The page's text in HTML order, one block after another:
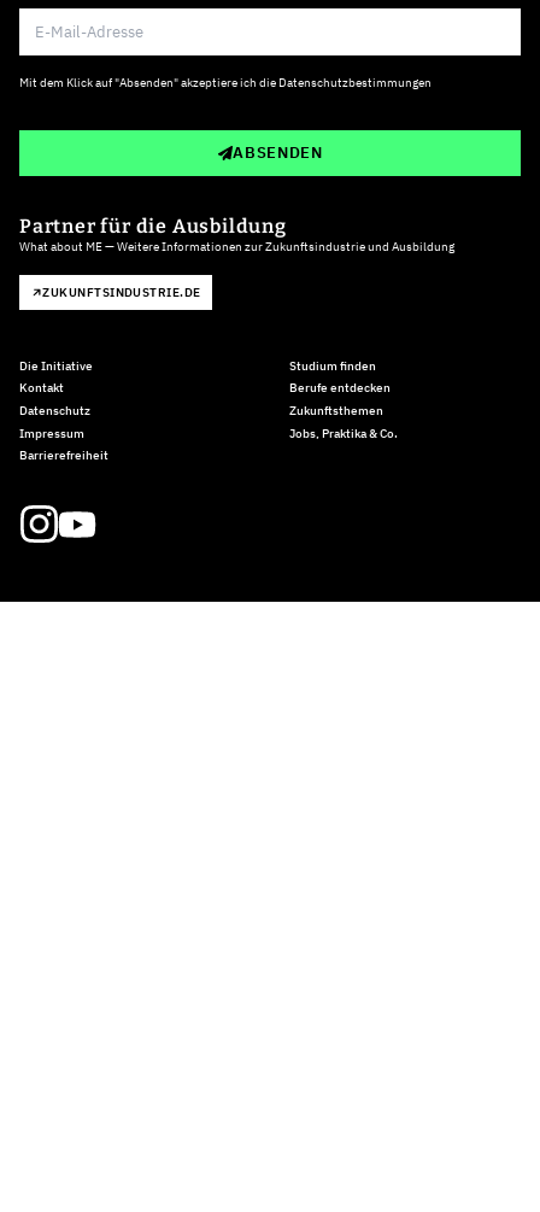
Mit dem Klick auf "Absenden" akzeptiere ich die Datenschutzbestimmungen
ABSENDEN
Partner für die Ausbildung
What about ME — Weitere Informationen zur Zukunftsindustrie und Ausbildung
ZUKUNFTSINDUSTRIE.DE
Die Initiative
Kontakt
Datenschutz
Impressum
Barrierefreiheit
Studium finden
Berufe entdecken
Zukunftsthemen
Jobs, Praktika & Co.